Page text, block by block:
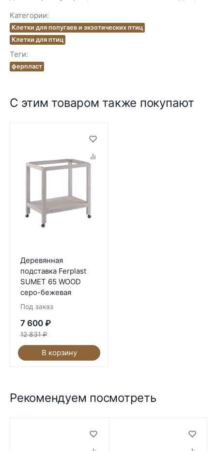
Категории:
Клетки для попугаев и экзотических птиц
Клетки для птиц
Теги:
ферпласт
С этим товаром также покупают
Деревянная
подставка Ferplast
SUMET 65 WOOD
серо-бежевая
Под заказ
7 600 ₽
12 831 ₽
В корзину
Рекомендуем посмотреть